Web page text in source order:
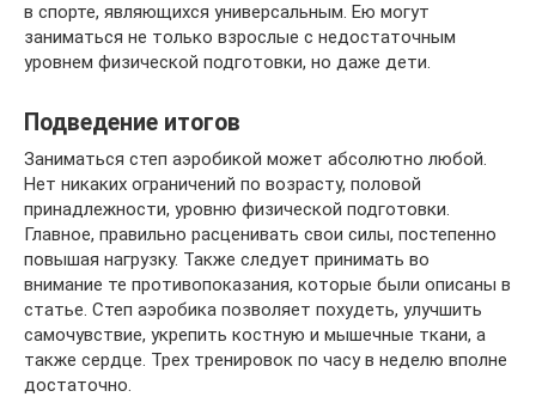
в спорте, являющихся универсальным. Ею могут
заниматься не только взрослые с недостаточным
уровнем физической подготовки, но даже дети.
Подведение итогов
Заниматься степ аэробикой может абсолютно любой.
Нет никаких ограничений по возрасту, половой
принадлежности, уровню физической подготовки.
Главное, правильно расценивать свои силы, постепенно
повышая нагрузку. Также следует принимать во
внимание те противопоказания, которые были описаны в
статье. Степ аэробика позволяет похудеть, улучшить
самочувствие, укрепить костную и мышечные ткани, а
также сердце. Трех тренировок по часу в неделю вполне
достаточно.